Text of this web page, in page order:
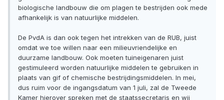
biologische landbouw die om plagen te bestrijden ook mede
afhankelijk is van natuurlijke middelen.
De PvdA is dan ook tegen het intrekken van de RUB, juist
omdat we toe willen naar een milieuvriendelijke en
duurzame landbouw. Ook moeten tuineigenaren juist
gestimuleerd worden natuurlijke middelen te gebruiken in
plaats van gif of chemische bestrijdingsmiddelen. In mei,
dus ruim voor de ingangsdatum van 1 juli, zal de Tweede
Kamer hierover spreken met de staatssecretaris en wij